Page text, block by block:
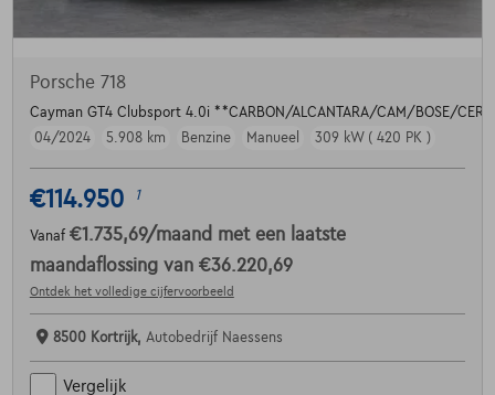
Porsche 718
Cayman GT4 Clubsport 4.0i **CARBON/ALCANTARA/CAM/BOSE/
04/2024
5.908 km Benzine Manueel 309 kW ( 420 PK )
€114.950 1
Vanaf €1.735,69/maand met een laatste
maandaflossing van €36.220,69
Ontdek het volledige cijfervoorbeeld
8500 Kortrijk, Autobedrijf Naessens
Vergelijk